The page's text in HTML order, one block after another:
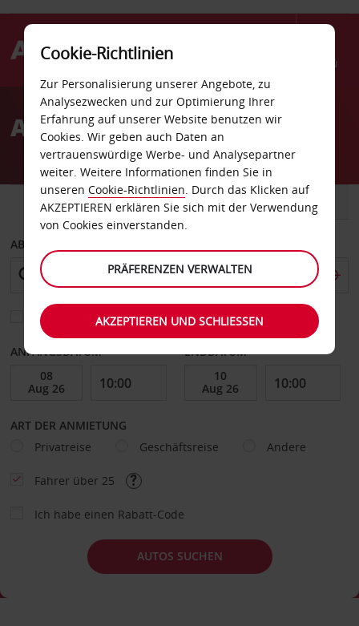
Menü
AvisAutovermietung Buchs SG
FAHRZEUG TRANSPORTER
ABHOLEN VON
Eine andere Rückgabestation auswählen
ANFANGSDATUM ENDDATUM
ART DER ANMIETUNG
Privatreise
Geschäftsreise Andere
Fahrer über 25
Ich habe einen Rabatt-Code
AUTOS SUCHEN
Cookie-Richtlinien
Zur Personalisierung unserer Angebote, zu
Analysezwecken und zur Optimierung Ihrer
Erfahrung auf unserer Website benutzen wir
Cookies. Wir geben auch Daten an
vertrauenswürdige Werbe- und Analysepartner
weiter. Weitere Informationen finden Sie in
unseren Cookie-Richtlinien. Durch das Klicken auf
AKZEPTIEREN erklären Sie sich mit der Verwendung
von Cookies einverstanden.
PRÄFERENZEN VERWALTEN
AKZEPTIEREN UND SCHLIESSEN